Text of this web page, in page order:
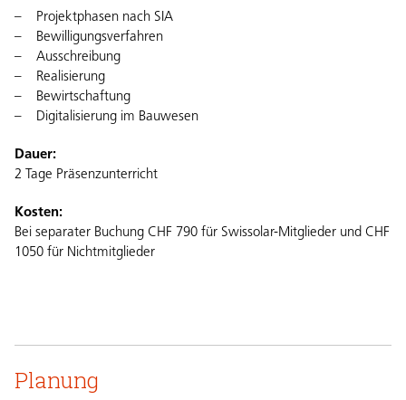
Projektphasen nach SIA
Bewilligungsverfahren
Ausschreibung
Realisierung
Bewirtschaftung
Digitalisierung im Bauwesen
Dauer:
2 Tage Präsenzunterricht
Kosten:
Bei separater Buchung CHF 790 für Swissolar-Mitglieder und CHF
1050 für Nichtmitglieder
Planung